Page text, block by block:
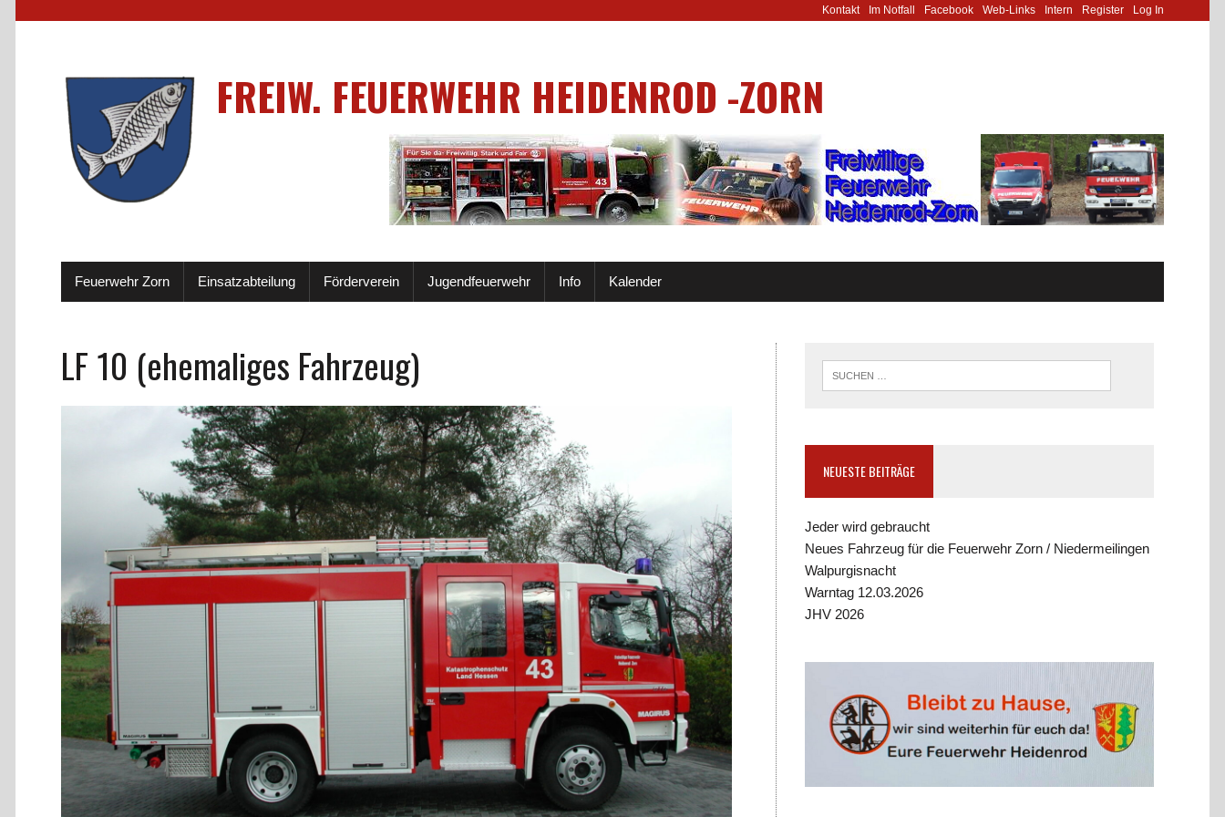
Kontakt Im Notfall Facebook Web-Links Intern Register Log In
FREIW. FEUERWEHR HEIDENROD -ZORN
Feuerwehr Zorn Einsatzabteilung Förderverein Jugendfeuerwehr Info Kalender
LF 10 (ehemaliges Fahrzeug)
NEUESTE BEITRÄGE
Jeder wird gebraucht
Neues Fahrzeug für die Feuerwehr Zorn / Niedermeilingen
Walpurgisnacht
Warntag 12.03.2026
JHV 2026